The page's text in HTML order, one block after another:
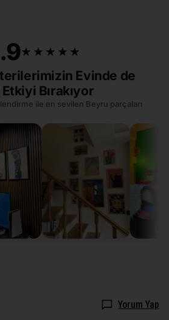
★★★★★
★★★★★
Evinde de
Etkiyi Bırakıyor
ile en sevilen Beyru parçaları
Yorum Yap